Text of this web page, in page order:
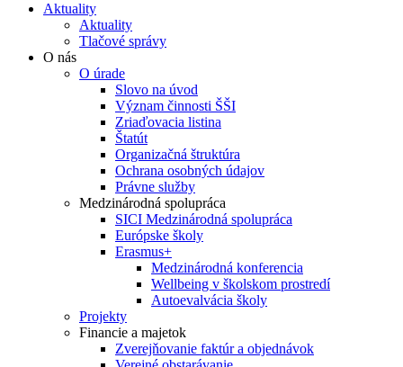
Aktuality
Aktuality
Tlačové správy
O nás
O úrade
Slovo na úvod
Význam činnosti ŠŠI
Zriaďovacia listina
Štatút
Organizačná štruktúra
Ochrana osobných údajov
Právne služby
Medzinárodná spolupráca
SICI Medzinárodná spolupráca
Európske školy
Erasmus+
Medzinárodná konferencia
Wellbeing v školskom prostredí
Autoevalvácia školy
Projekty
Financie a majetok
Zverejňovanie faktúr a objednávok